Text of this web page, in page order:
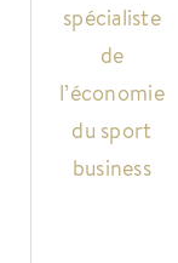
spécialiste
de
l’économie
du sport
business